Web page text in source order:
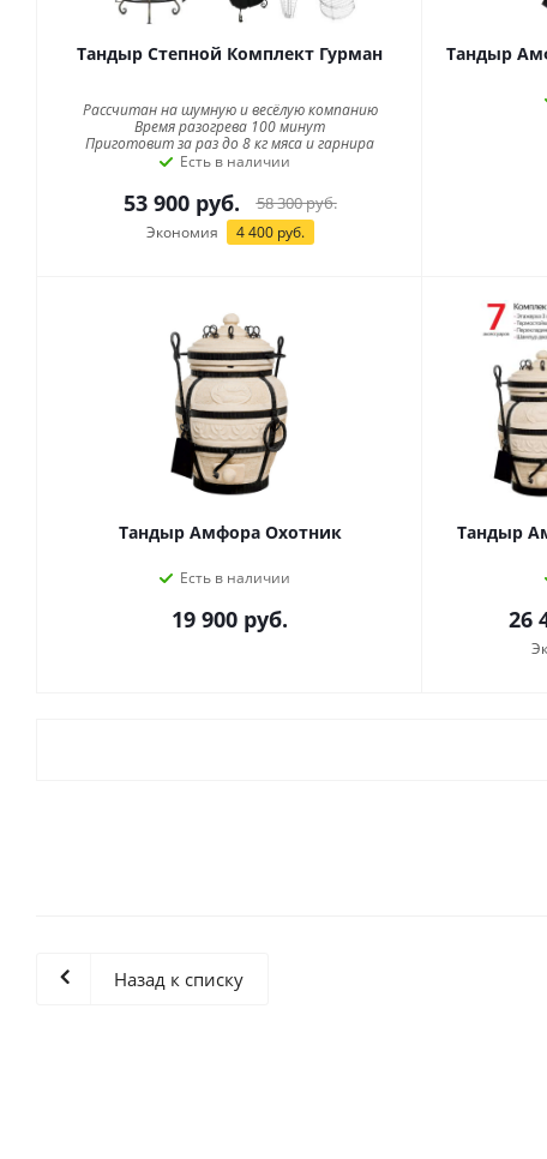
Тандыр Степной Комплект Гурман
Рассчитан на шумную и весёлую компанию
Время разогрева 100 минут
Приготовит за раз до 8 кг мяса и гарнира
Есть в наличии
53 900руб. 58 300руб.
Экономия 4 400руб.
Тандыр
Тандыр Амфора Охотник
Есть в наличии
19 900 руб.
Тандыр
26
Назад к списку